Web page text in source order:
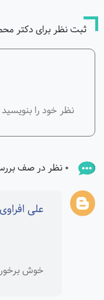
ثبت نظر برای دکتر
0 نظر در صف بررسی
علی افراوی
خوش